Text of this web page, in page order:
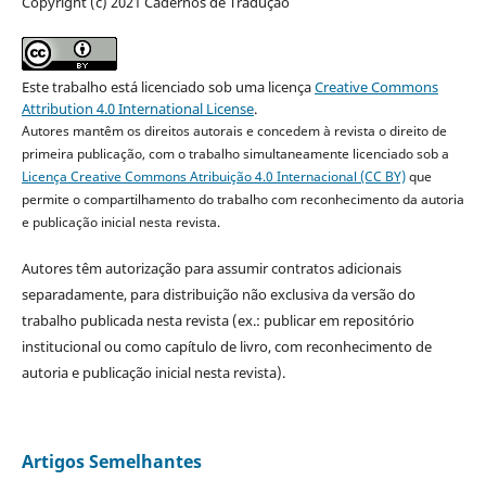
Este trabalho está licenciado sob uma licençaCreative Commons
Attribution 4.0 International License.
Autores mantêm os direitos autorais e concedem à revista o direito de
primeira publicação, com o trabalho simultaneamente licenciado sob a
Licença Creative Commons Atribuição 4.0 Internacional (CC BY)que
permite o compartilhamento do trabalho com reconhecimento da autoria
e publicação inicial nesta revista.
Autores têm autorização para assumir contratos adicionais
separadamente, para distribuição não exclusiva da versão do
trabalho publicada nesta revista (ex.: publicar em repositório
institucional ou como capítulo de livro, com reconhecimento de
autoria e publicação inicial nesta revista).
Artigos Semelhantes